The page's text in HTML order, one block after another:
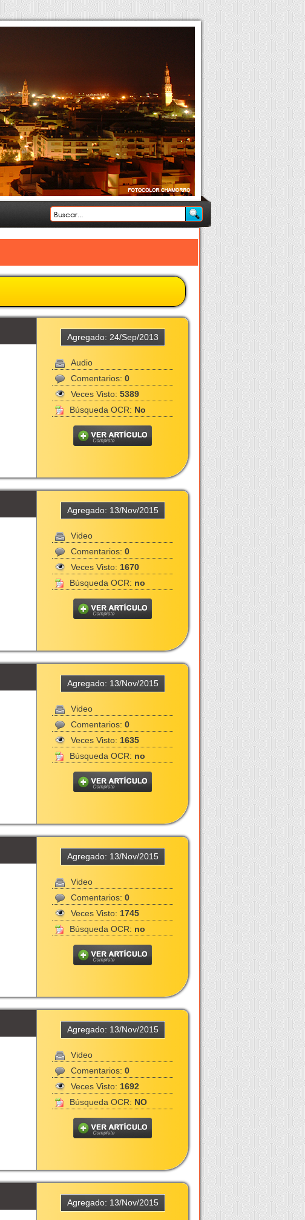
Agregado: 24/Sep/2013
Audio
Comentarios: 0
Veces Visto: 5389
Búsqueda OCR: No
Agregado: 13/Nov/2015
Video
Comentarios: 0
Veces Visto: 1670
Búsqueda OCR: no
Agregado: 13/Nov/2015
Video
Comentarios: 0
Veces Visto: 1635
Búsqueda OCR: no
Agregado: 13/Nov/2015
Video
Comentarios: 0
Veces Visto: 1745
Búsqueda OCR: no
Agregado: 13/Nov/2015
Video
Comentarios: 0
Veces Visto: 1692
Búsqueda OCR: NO
Agregado: 13/Nov/2015